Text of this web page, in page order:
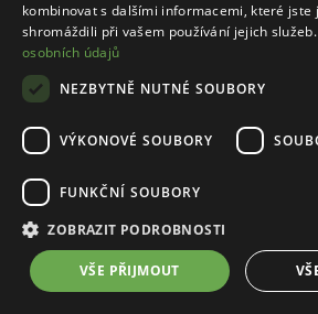
Cena s kódem FINAL20: 1279.20 Kč
WOJAS / 76022-62
Čokoládové sandály na platformě
Nejnižší cena: 2299.00 Kč
Cena s
Černé
Nejnižší
1 ... 25
kombinovat s dalšími informacemi, které jste
shromáždili při vašem používání jejich
osobních údajů
NEZBYTNĚ NUTNÉ SOUBORY
VÝKONOVÉ SOUBORY
FUNKČNÍ SOUBORY
ZOBRAZIT PODROBNOSTI
VŠE PŘIJMOUT